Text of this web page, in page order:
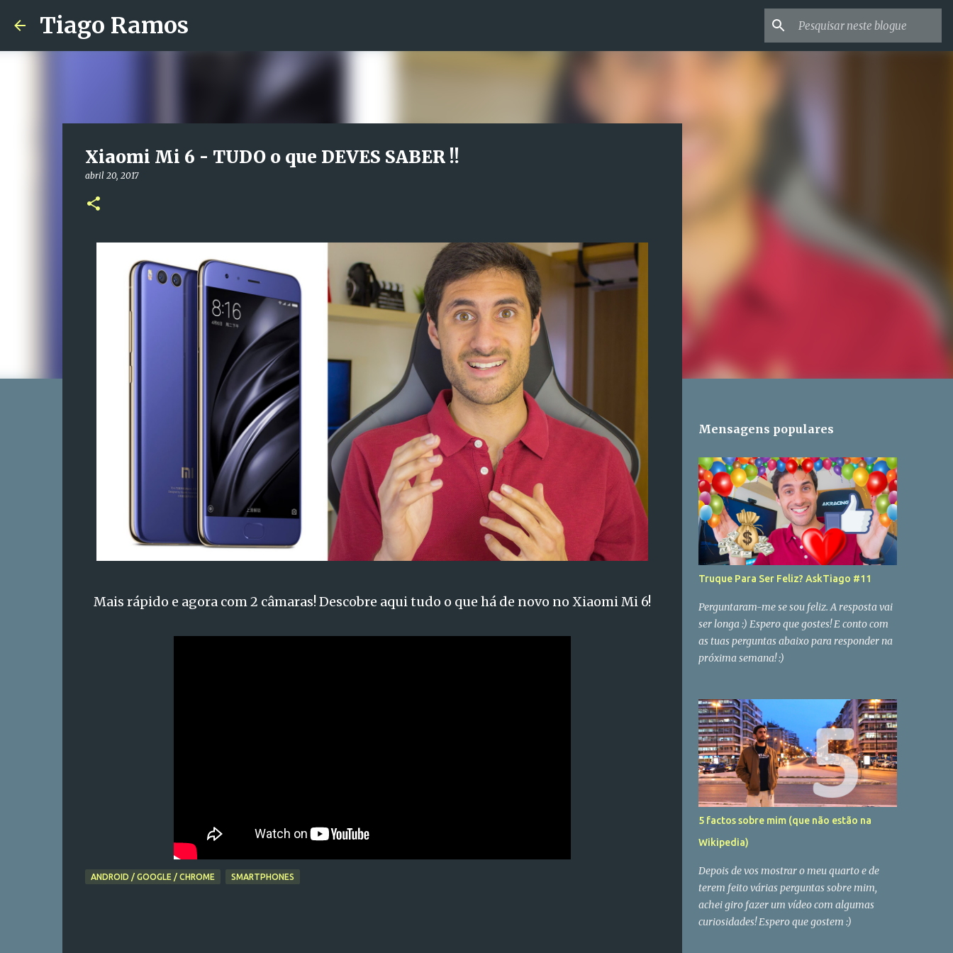
Tiago Ramos
Xiaomi Mi 6 - TUDO o que DEVES SABER !!
abril 20, 2017
Mais rápido e agora com 2 câmaras! Descobre aqui tudo o que há de novo no Xiaomi Mi 6!
ANDROID / GOOGLE / CHROME SMARTPHONES
Mensagens populares
Truque Para Ser Feliz? AskTiago #11
Perguntaram-me se sou feliz. A resposta vai
ser longa :) Espero que gostes! E conto com
as tuas perguntas abaixo para responder na
próxima semana! :)
5 factos sobre mim (que não estão na
Wikipedia)
Depois de vos mostrar o meu quarto e de
terem feito várias perguntas sobre mim,
achei giro fazer um vídeo com algumas
curiosidades! Espero que gostem :)